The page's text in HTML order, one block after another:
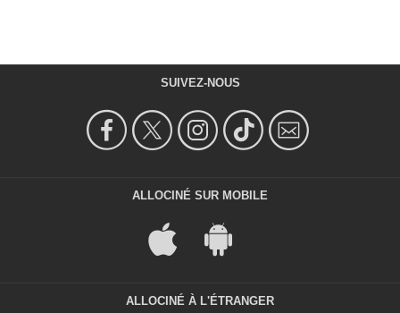
SUIVEZ-NOUS
ALLOCINÉ SUR MOBILE
ALLOCINÉ À L'ÉTRANGER